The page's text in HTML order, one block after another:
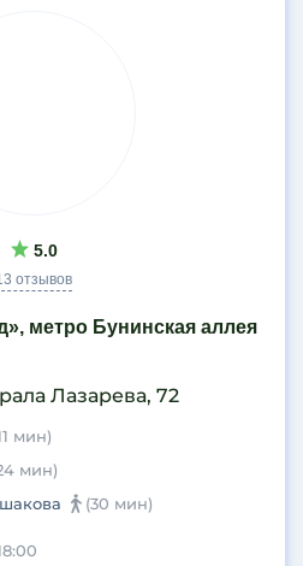
5.0
отзывов
метро Бунинская аллея
Лазарева, 72
мин)
мин)
(30 мин)